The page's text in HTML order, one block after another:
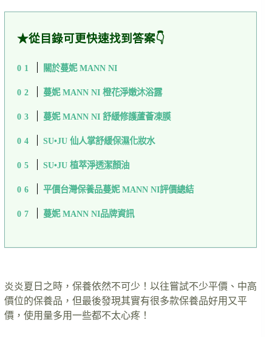
★從目錄可更快速找到答案👇
關於蔓妮 MANN NI
蔓妮 MANN NI 橙花淨嫩沐浴露
蔓妮 MANN NI 舒緩修護蘆薈凍膜
SU•JU 仙人掌舒緩保濕化妝水
SU•JU 植萃淨透潔顏油
平價台灣保養品蔓妮 MANN NI評價總結
蔓妮 MANN NI品牌資訊
炎炎夏日之時，保養依然不可少！以往嘗試不少平價、中高
價位的保養品，但最後發現其實有很多款保養品好用又平
價，使用量多用一些都不太心疼！